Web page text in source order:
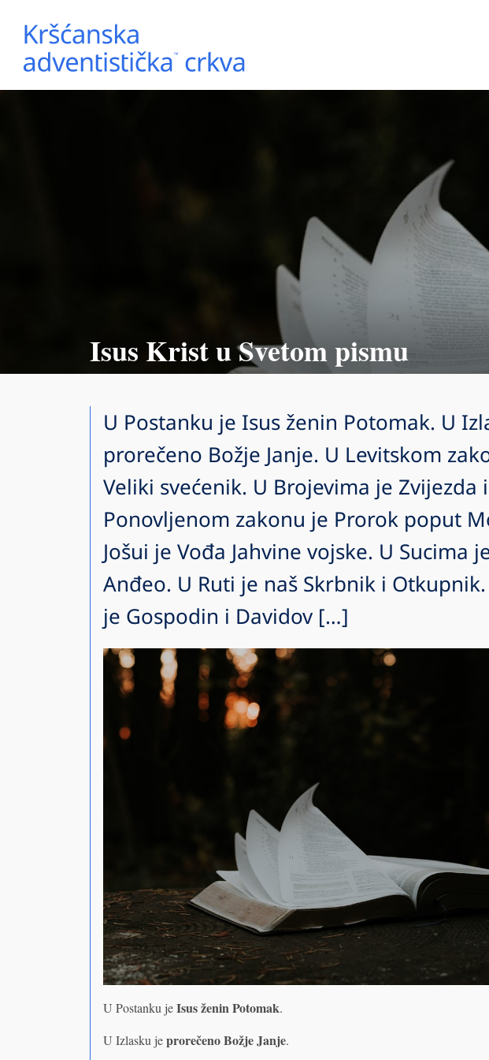
Isus Krist u Svetom pismu
U Postanku je Isus ženin Potomak. U
prorečeno Božje Janje. U Levitskom
Veliki svećenik. U Brojevima je Zvijezda
Ponovljenom zakonu je Prorok poput
Jošui je Vođa Jahvine vojske. U Sucima
Anđeo. U Ruti je naš Skrbnik i
je Gospodin i Davidov […]
U Postanku jeIsus ženin Potomak.
U Izlasku jeprorečeno Božje Janje.